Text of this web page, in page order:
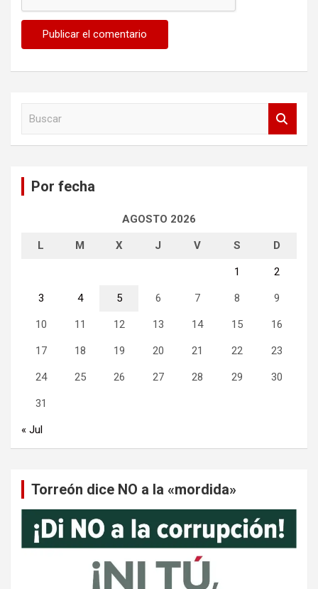
Por fecha
AGOSTO 2026
L M X J V S D
1 2
3 4 5 6 7 8 9
10 11 12 13 14 15 16
17 18 19 20 21 22 23
24 25 26 27 28 29 30
31
« Jul
Torreón dice NO a la «mordida»